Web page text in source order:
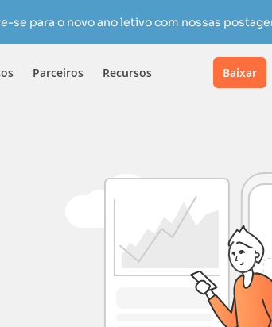
se para o novo ano letivo com nossas
Parceiros Recursos Baixar